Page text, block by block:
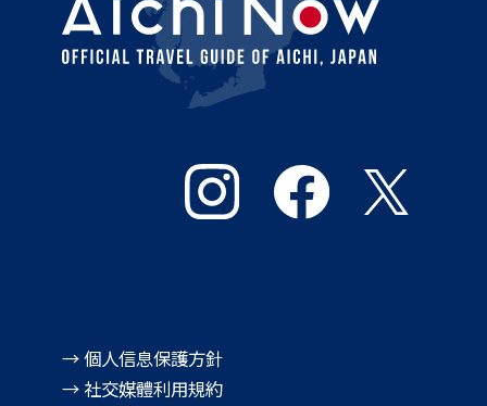
→ 個人信息保護方針
→ 社交媒體利用規約